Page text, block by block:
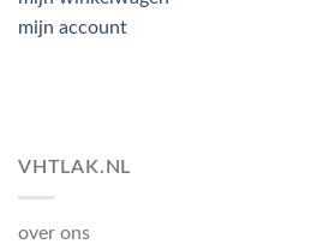
mijn account
VHTLAK.NL
over ons